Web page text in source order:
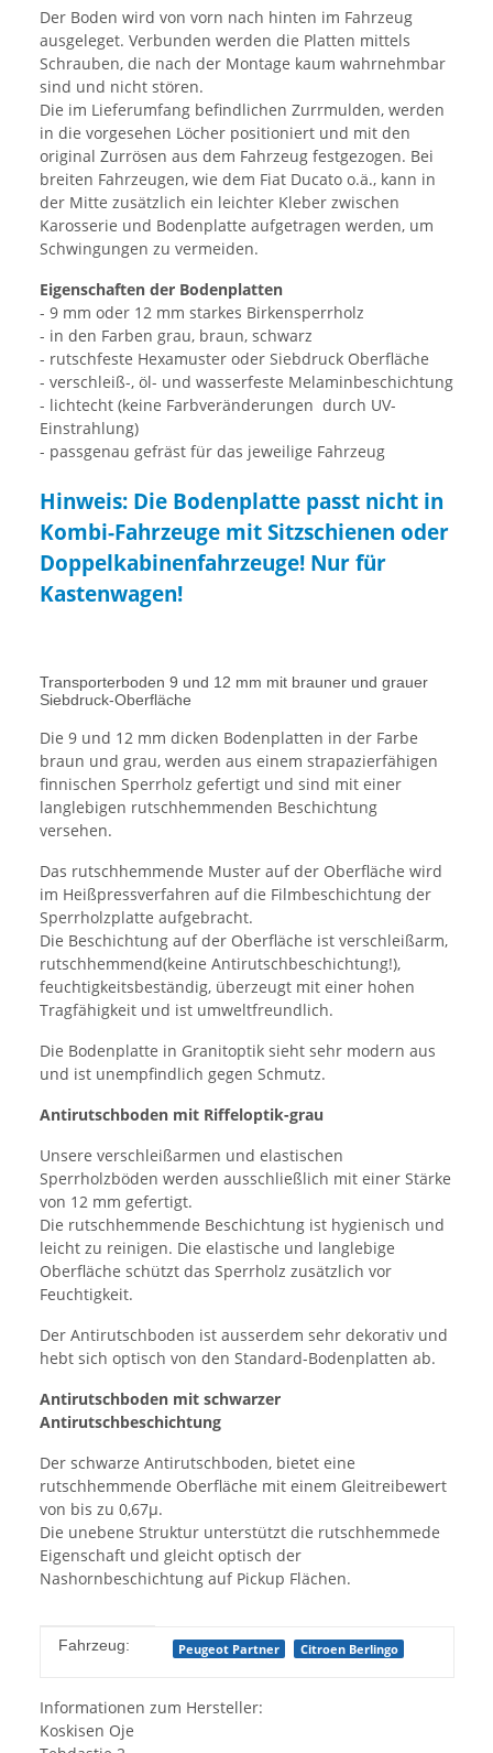
Der Boden wird von vorn nach hinten im Fahrzeug
ausgeleget. Verbunden werden die Platten mittels
Schrauben, die nach der Montage kaum wahrnehmbar
sind und nicht stören.
Die im Lieferumfang befindlichen Zurrmulden, werden
in die vorgesehen Löcher positioniert und mit den
original Zurrösen aus dem Fahrzeug festgezogen. Bei
breiten Fahrzeugen, wie dem Fiat Ducato o.ä., kann in
der Mitte zusätzlich ein leichter Kleber zwischen
Karosserie und Bodenplatte aufgetragen werden, um
Schwingungen zu vermeiden.
Eigenschaften der Bodenplatten
- 9 mm oder 12 mm starkes Birkensperrholz
- in den Farben grau, braun, schwarz
- rutschfeste Hexamuster oder Siebdruck Oberfläche
- verschleiß-, öl- und wasserfeste Melaminbeschichtung
- lichtecht (keine Farbveränderungen durch UV-
Einstrahlung)
- passgenau gefräst für das jeweilige Fahrzeug
Hinweis: Die Bodenplatte passt nicht in
Kombi-Fahrzeuge mit Sitzschienen oder
Doppelkabinenfahrzeuge! Nur für
Kastenwagen!
Transporterboden 9 und 12 mm mit brauner und grauer
Siebdruck-Oberfläche
Die 9 und 12 mm dicken Bodenplatten in der Farbe
braun und grau, werden aus einem strapazierfähigen
finnischen Sperrholz gefertigt und sind mit einer
langlebigen rutschhemmenden Beschichtung
versehen.
Das rutschhemmende Muster auf der Oberfläche wird
im Heißpressverfahren auf die Filmbeschichtung der
Sperrholzplatte aufgebracht.
Die Beschichtung auf der Oberfläche ist verschleißarm,
rutschhemmend(keine Antirutschbeschichtung!),
feuchtigkeitsbeständig, überzeugt mit einer hohen
Tragfähigkeit und ist umweltfreundlich.
Die Bodenplatte in Granitoptik sieht sehr modern aus
und ist unempfindlich gegen Schmutz.
Antirutschboden mit Riffeloptik-grau
Unsere verschleißarmen und elastischen
Sperrholzböden werden ausschließlich mit einer Stärke
von 12 mm gefertigt.
Die rutschhemmende Beschichtung ist hygienisch und
leicht zu reinigen. Die elastische und langlebige
Oberfläche schützt das Sperrholz zusätzlich vor
Feuchtigkeit.
Der Antirutschboden ist ausserdem sehr dekorativ und
hebt sich optisch von den Standard-Bodenplatten ab.
Antirutschboden mit schwarzer
Antirutschbeschichtung
Der schwarze Antirutschboden, bietet eine
rutschhemmende Oberfläche mit einem Gleitreibewert
von bis zu 0,67µ.
Die unebene Struktur unterstützt die rutschhemmede
Eigenschaft und gleicht optisch der
Nashornbeschichtung auf Pickup Flächen.
Produkteigenschaft
Wert
Fahrzeug: Peugeot Partner Citroen Berlingo
Informationen zum Hersteller:
Koskisen Oje